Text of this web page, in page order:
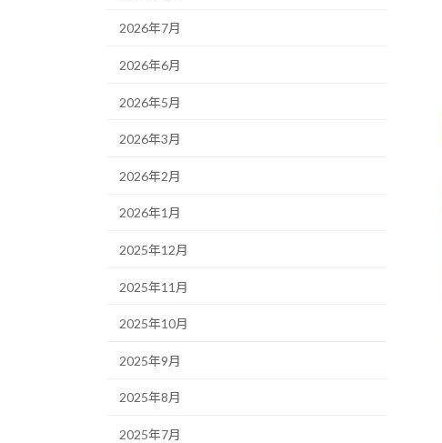
2026年7月
2026年6月
2026年5月
2026年3月
2026年2月
2026年1月
2025年12月
2025年11月
2025年10月
2025年9月
2025年8月
2025年7月